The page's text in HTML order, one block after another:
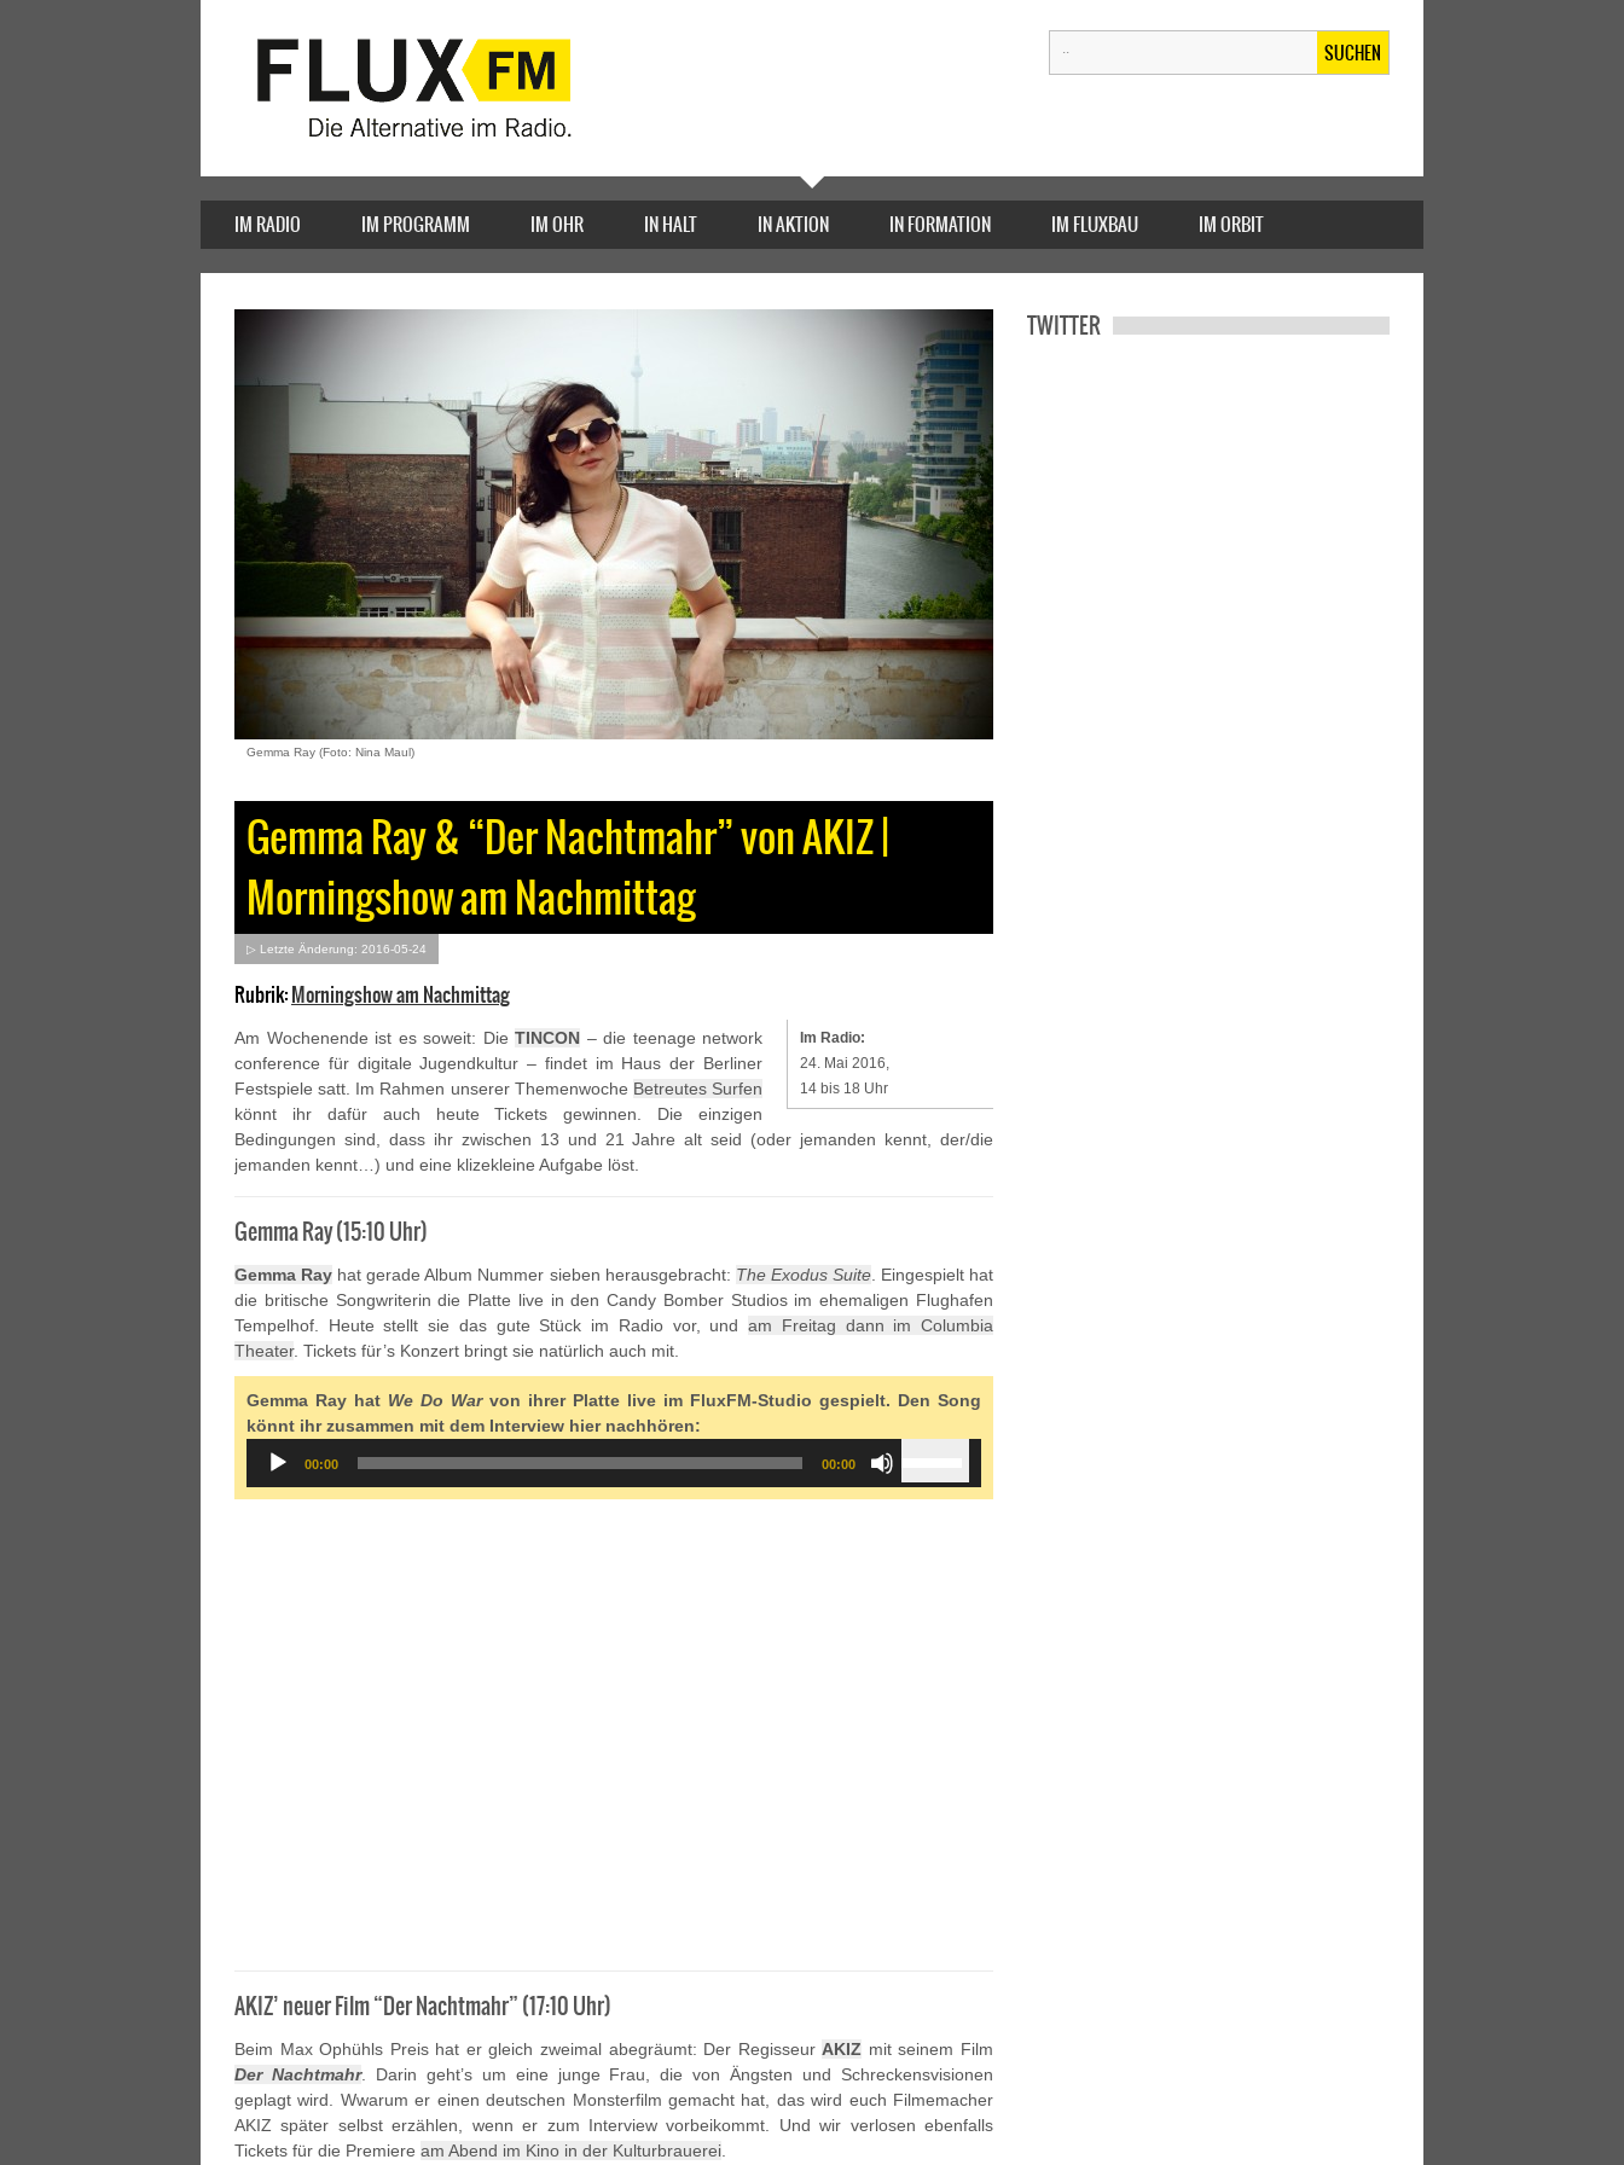
SUCHEN
IM RADIO IM PROGRAMM IM OHR IN HALT IN AKTION IN FORMATION IM FLUXBAU IM ORBIT
Gemma Ray (Foto: Nina Maul)
Gemma Ray & “Der Nachtmahr” von AKIZ |
Morningshow am Nachmittag
▷ Letzte Änderung: 2016-05-24
Rubrik:Morningshow am Nachmittag
Im Radio:
24. Mai 2016,
14 bis 18 Uhr
Am Wochenende ist es soweit: Die TINCON – die teenage network
conference für digitale Jugendkultur – findet im Haus der Berliner
Festspiele satt. Im Rahmen unserer Themenwoche Betreutes Surfen
könnt ihr dafür auch heute Tickets gewinnen. Die einzigen
Bedingungen sind, dass ihr zwischen 13 und 21 Jahre alt seid (oder jemanden kennt, der/die
jemanden kennt…) und eine klizekleine Aufgabe löst.
Gemma Ray (15:10 Uhr)
Gemma Ray hat gerade Album Nummer sieben herausgebracht: The Exodus Suite. Eingespielt hat
die britische Songwriterin die Platte live in den Candy Bomber Studios im ehemaligen Flughafen
Tempelhof. Heute stellt sie das gute Stück im Radio vor, undam Freitag dann im Columbia
Theater. Tickets für’s Konzert bringt sie natürlich auch mit.
Gemma Ray hat We Do Warvon ihrer Platte live im FluxFM-Studio gespielt. Den Song
könnt ihr zusammen mit dem Interview hier nachhören:
Audio
Player
00:00 00:00
Arrow
AKIZ’ neuer Film “Der Nachtmahr” (17:10 Uhr)
Beim Max Ophühls Preis hat er gleich zweimal abegräumt: Der RegisseurAKIZ mit seinem Film
Der Nachtmahr. Darin geht’s um eine junge Frau, die von Ängsten und Schreckensvisionen
geplagt wird. Wwarum er einen deutschen Monsterfilm gemacht hat, das wird euch Filmemacher
AKIZ später selbst erzählen, wenn er zum Interview vorbeikommt. Und wir verlosen ebenfalls
Tickets für die Premiere am Abend im Kino in der Kulturbrauerei.
TWITTER